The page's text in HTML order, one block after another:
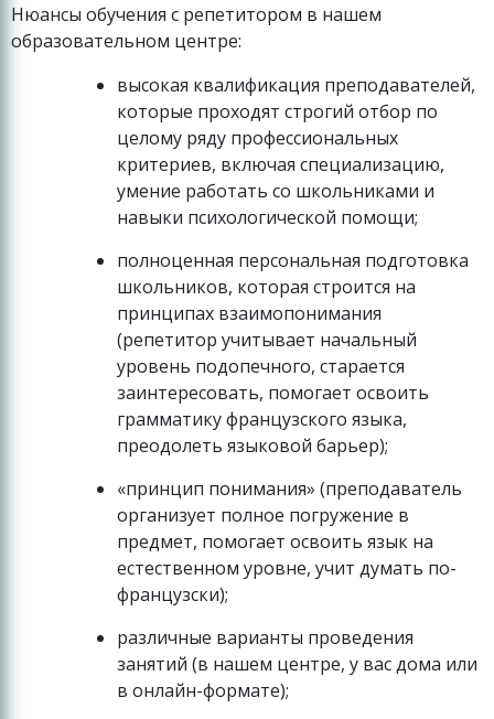
Нюансы обучения с репетитором в нашем
образовательном центре:
высокая квалификация преподавателей,
которые проходят строгий отбор по
целому ряду профессиональных
критериев, включая специализацию,
умение работать со школьниками и
навыки психологической помощи;
полноценная персональная подготовка
школьников, которая строится на
принципах взаимопонимания
(репетитор учитывает начальный
уровень подопечного, старается
заинтересовать, помогает освоить
грамматику французского языка,
преодолеть языковой барьер);
«принцип понимания» (преподаватель
организует полное погружение в
предмет, помогает освоить язык на
естественном уровне, учит думать по-
французски);
различные варианты проведения
занятий (в нашем центре, у вас дома или
в онлайн-формате);